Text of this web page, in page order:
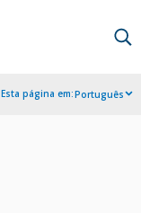
Esta página em:Português